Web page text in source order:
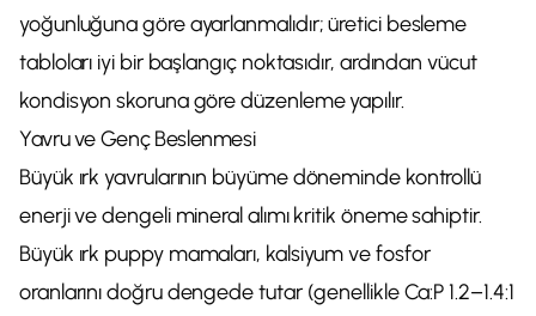
yoğunluğuna göre ayarlanmalıdır; üretici besleme
tabloları iyi bir başlangıç noktasıdır, ardından vücut
kondisyon skoruna göre düzenleme yapılır.
Yavru ve Genç Beslenmesi
Büyük ırk yavrularının büyüme döneminde kontrollü
enerji ve dengeli mineral alımı kritik öneme sahiptir.
Büyük ırk puppy mamaları, kalsiyum ve fosfor
oranlarını doğru dengede tutar (genellikle Ca:P 1.2–1.4:1